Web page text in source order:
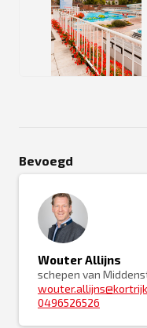
JPG
Bevoegd
Wouter Allijns
schepen van
0496526526